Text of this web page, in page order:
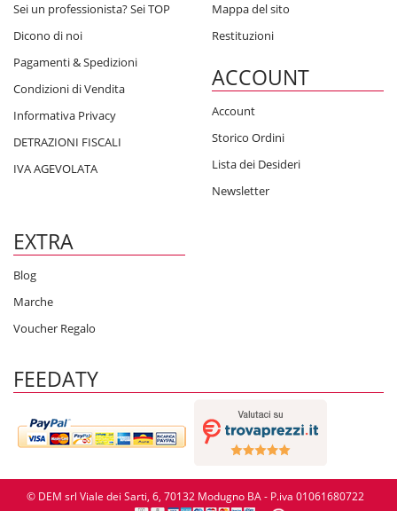
Sei un professionista? Sei TOP
Dicono di noi
Pagamenti & Spedizioni
Condizioni di Vendita
Informativa Privacy
DETRAZIONI FISCALI
IVA AGEVOLATA
Mappa del sito
Restituzioni
ACCOUNT
Account
Storico Ordini
Lista dei Desideri
Newsletter
EXTRA
Blog
Marche
Voucher Regalo
FEEDATY
© DEM srl Viale dei Sarti, 6, 70132 Modugno BA - P.iva 01061680722